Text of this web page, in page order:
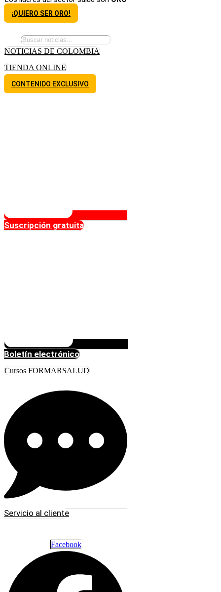
¡QUIERO SER ORO!
NOTICIAS DE COLOMBIA
TIENDA ONLINE
CONTENIDO EXCLUSIVO
Suscripción gratuita
Boletín electrónico
Cursos FORMARSALUD
Servicio al cliente
Facebook